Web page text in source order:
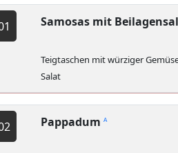
Samosas mit
Teigtaschen mit würziger
Salat
Pappadum A